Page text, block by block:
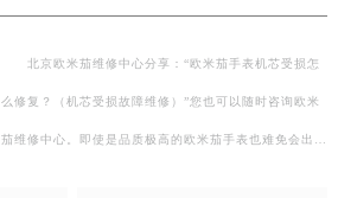
北京欧米茄维修中心分享：“欧米茄手表机芯受损怎
么修复？（机芯受损故障维修）”您也可以随时咨询欧米
茄维修中心。即使是品质极高的欧米茄手表也难免会出